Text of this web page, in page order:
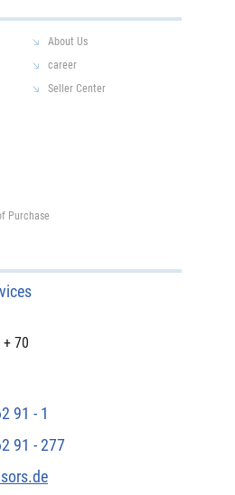
70
91 - 1
91 - 277
About Us
career
Seller Center
Purchase